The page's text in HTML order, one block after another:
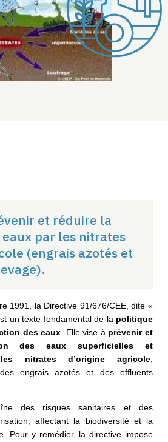
et réduire la
par les nitrates
(engrais azotés et
1991, la Directive 91/676/CEE, dite «
un texte fondamental de la politique
des eaux . Elle vise à prévenir et
des eaux superficielles et
nitrates d’origine agricole
engrais azotés et des effluents
des risques sanitaires et des
affectant la biodiversité et la
Pour y remédier, la directive impose